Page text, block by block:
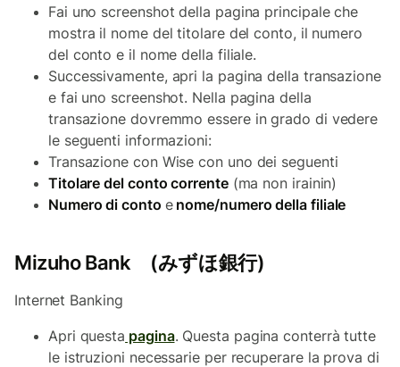
Fai uno screenshot della pagina principale che
mostra il nome del titolare del conto, il numero
del conto e il nome della filiale.
Successivamente, apri la pagina della transazione
e fai uno screenshot. Nella pagina della
transazione dovremmo essere in grado di vedere
le seguenti informazioni:
Transazione con Wise con uno dei seguenti
Titolare del conto corrente(ma non irainin)
Numero di conto enome/numero della filiale
Mizuho Bank (みずほ銀行)
Internet Banking
Apri questa pagina. Questa pagina conterrà tutte
le istruzioni necessarie per recuperare la prova di